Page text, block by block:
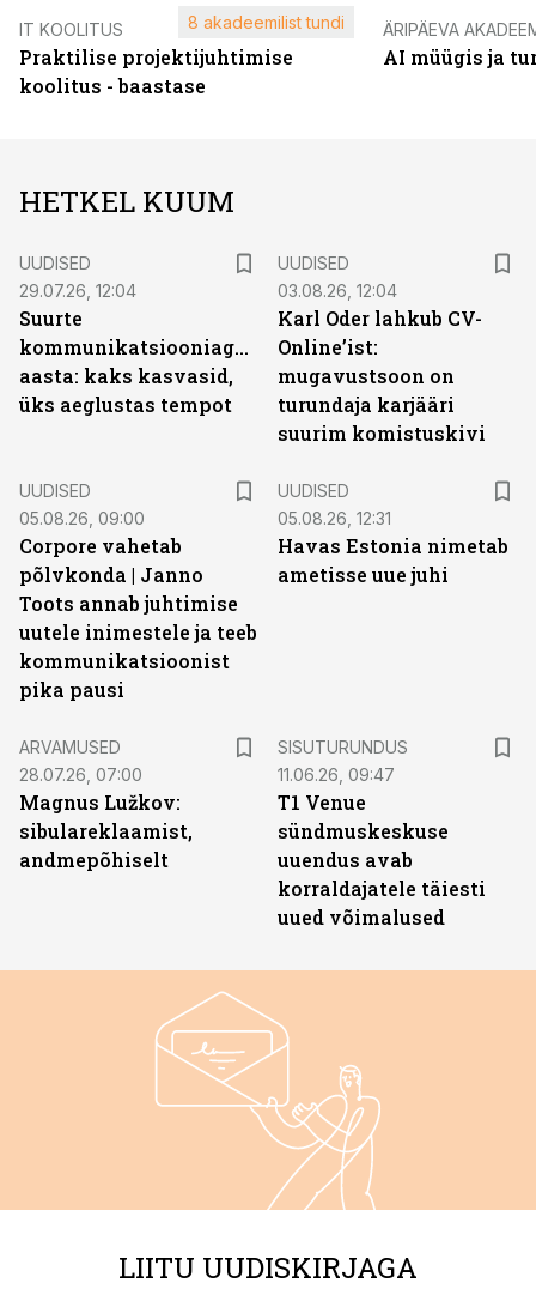
IT KOOLITUS
Praktilise projektijuhtimise
koolitus - baastase
8 akadeemilist tundi ÄRIPÄEVA
AI müügis ja
HETKEL KUUM
UUDISED
29.07.26, 12:04
Suurte
kommunikatsiooniagentuuride
aasta: kaks kasvasid,
üks aeglustas tempot
UUDISED
03.08.26, 12:04
Karl Oder lahkub CV-
Online’ist:
mugavustsoon on
turundaja karjääri
suurim komistuskivi
UUDISED
05.08.26, 09:00
Corpore vahetab
põlvkonda | Janno
Toots annab juhtimise
uutele inimestele ja teeb
kommunikatsioonist
pika pausi
UUDISED
05.08.26, 12:31
Havas Estonia nimetab
ametisse uue juhi
ARVAMUSED
28.07.26, 07:00
Magnus Lužkov:
sibulareklaamist,
andmepõhiselt
SISUTURUNDUS
11.06.26, 09:47
T1 Venue
sündmuskeskuse
uuendus avab
korraldajatele täiesti
uued võimalused
LIITU UUDISKIRJAGA